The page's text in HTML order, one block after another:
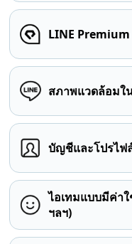
LINE Premium
สภาพแวดล้อมใ
บัญชีและโปรไฟ
ไอเทมแบบมีค่า
ฯลฯ)